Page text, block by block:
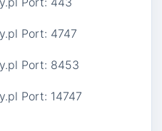
Port: 4747
Port: 8453
Port: 14747